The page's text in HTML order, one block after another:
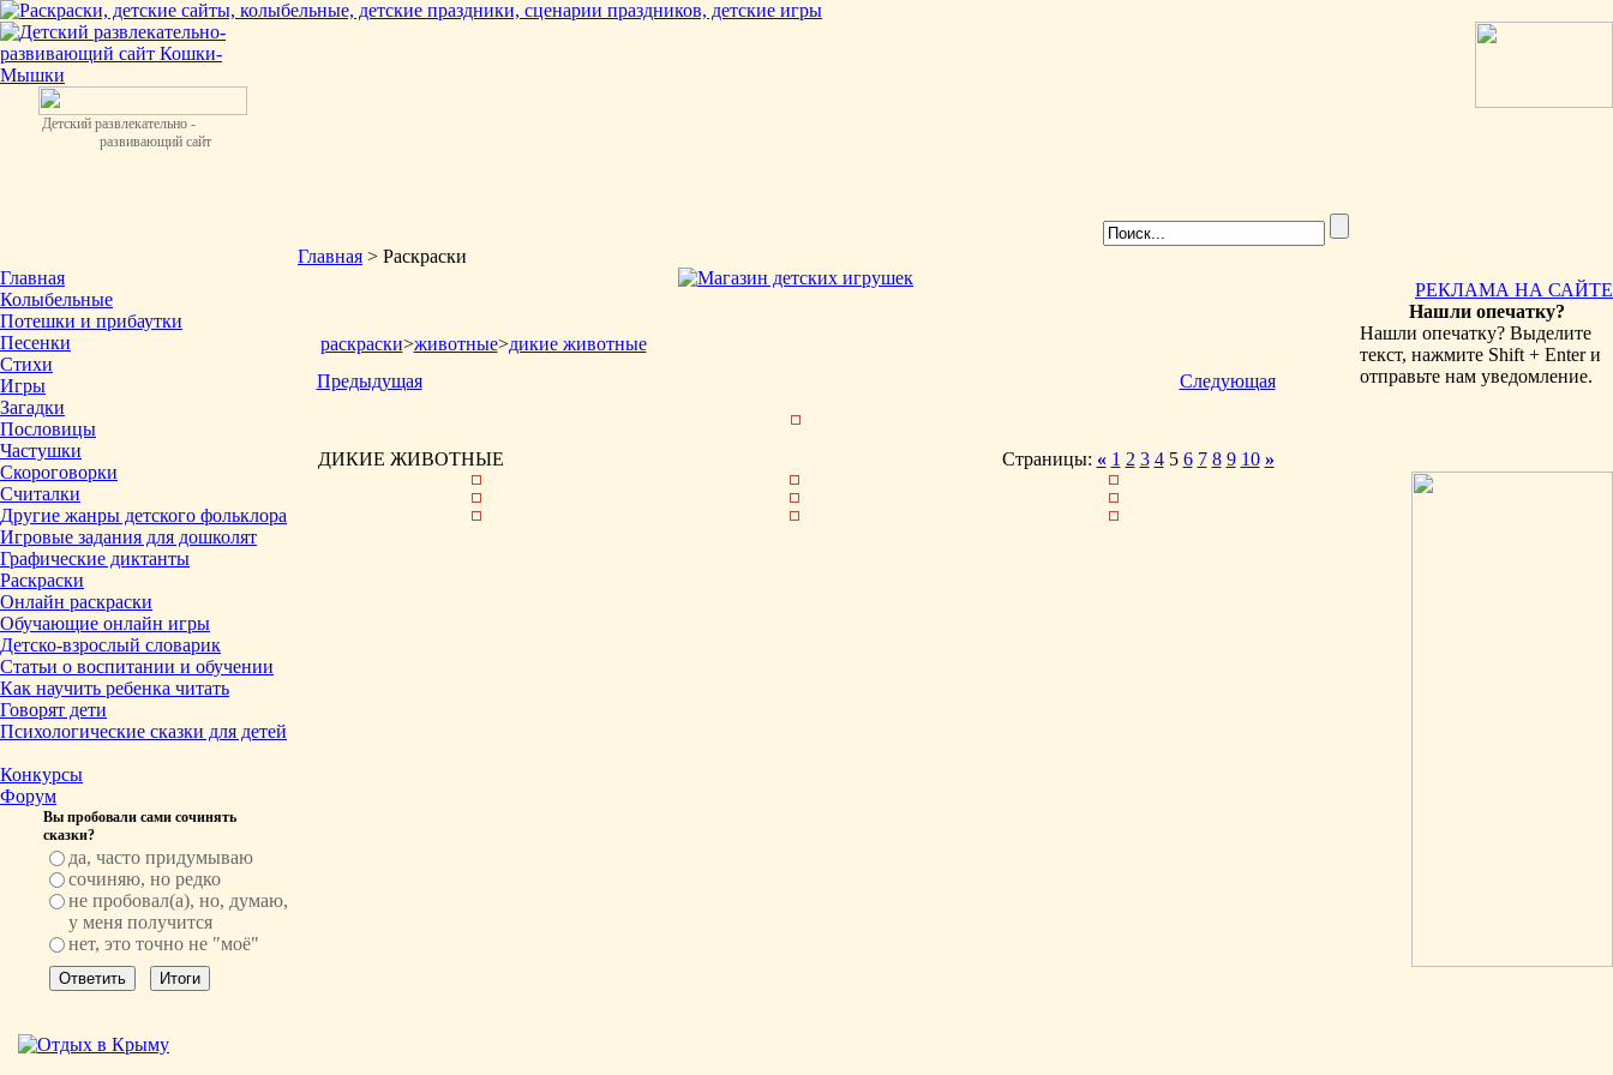
Детский развлекательно -
развивающий сайт
Главная
Колыбельные
Потешки и прибаутки
Песенки
Стихи
Игры
Загадки
Пословицы
Частушки
Скороговорки
Считалки
Другие жанры детского фольклора
Игровые задания для дошколят
Графические диктанты
Раскраски
Онлайн раскраски
Обучающие онлайн игры
Детско-взрослый словарик
Статьи о воспитании и обучении
Как научить ребенка читать
Говорят дети
Психологические сказки для детей
Конкурсы
Форум
Вы пробовали сами сочинять
сказки?
да, часто придумываю
сочиняю, но редко
не пробовал(а), но, думаю,
у меня получится
нет, это точно не "моё"
Главная > Раскраски
раскраски>животные>дикие животные
Предыдущая
Следующая
ДИКИЕ ЖИВОТНЫЕ Страницы: « 1 2 3 45 6 7 8 9 10 »
РЕКЛАМА НА САЙТЕ
Нашли опечатку?
Нашли опечатку? Выделите
текст, нажмите Shift + Enter и
отправьте нам уведомление.